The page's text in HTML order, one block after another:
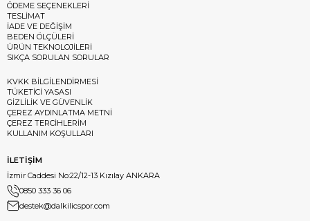
ÖDEME SEÇENEKLERİ
TESLİMAT
İADE VE DEĞİŞİM
BEDEN ÖLÇÜLERİ
ÜRÜN TEKNOLOJİLERİ
SIKÇA SORULAN SORULAR
KVKK BİLGİLENDİRMESİ
TÜKETİCİ YASASI
GİZLİLİK VE GÜVENLİK
ÇEREZ AYDINLATMA METNİ
ÇEREZ TERCİHLERİM
KULLANIM KOŞULLARI
İLETİŞİM
İzmir Caddesi No:22/12-13 Kızılay ANKARA
0850 333 36 06
destek@dalkilicspor.com